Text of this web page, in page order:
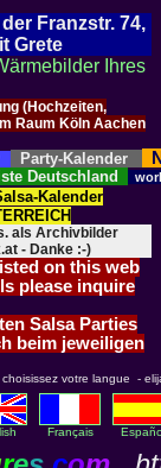
Franzstr. 74,
Grete
Ihres
(Hochzeiten,
Raum Köln Aachen
Party-Kalender
Deutschland
Kalender
als Archivbilder
- Danke :-)
on this web
please inquire
Salsa Parties
beim jeweiligen
votre langue -
Français